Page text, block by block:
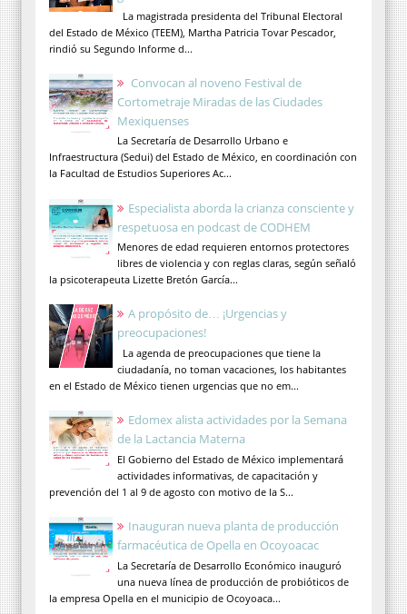
La magistrada presidenta del Tribunal Electoral
del Estado de México (TEEM), Martha Patricia Tovar Pescador,
rindió su Segundo Informe d...
Convocan al noveno Festival de
Cortometraje Miradas de las Ciudades
Mexiquenses
La Secretaría de Desarrollo Urbano e
Infraestructura (Sedui) del Estado de México, en coordinación con
la Facultad de Estudios Superiores Ac...
Especialista aborda la crianza consciente y
respetuosa en podcast de CODHEM
Menores de edad requieren entornos protectores
libres de violencia y con reglas claras, según señaló
la psicoterapeuta Lizette Bretón García...
A propósito de… ¡Urgencias y
preocupaciones!
La agenda de preocupaciones que tiene la
ciudadanía, no toman vacaciones, los habitantes
en el Estado de México tienen urgencias que no em...
Edomex alista actividades por la Semana
de la Lactancia Materna
El Gobierno del Estado de México implementará
actividades informativas, de capacitación y
prevención del 1 al 9 de agosto con motivo de la S...
Inauguran nueva planta de producción
farmacéutica de Opella en Ocoyoacac
La Secretaría de Desarrollo Económico inauguró
una nueva línea de producción de probióticos de
la empresa Opella en el municipio de Ocoyoaca...